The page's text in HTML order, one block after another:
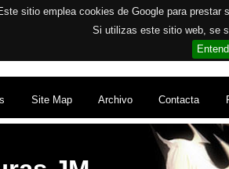
sitio emplea cookies de Google para
Si utilizas este sitio web, se
Site Map Archivo Contacta